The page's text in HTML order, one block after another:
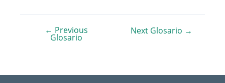
Navegación
← Previous
Glosario
Next Glosario →